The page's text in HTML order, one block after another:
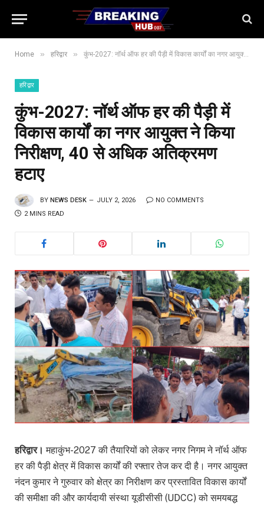
Home » हरिद्वार » कुंभ-2027: नॉर्थ ऑफ हर की पैड़ी में विकास कार्यों का नगर आयुक्त ने किया निरीक्षण, 40 से अधिक अतिक्रमण हटाए
हरिद्वार
कुंभ-2027: नॉर्थ ऑफ हर की पैड़ी में
विकास कार्यों का नगर आयुक्त ने किया
निरीक्षण, 40 से अधिक अतिक्रमण
हटाए
BY NEWS DESK JULY 2, 2026
NO COMMENTS
2 MINS READ
हरिद्वार। महाकुंभ-2027 की तैयारियों को लेकर नगर निगम ने नॉर्थ ऑफ
हर की पैड़ी क्षेत्र में विकास कार्यों की रफ्तार तेज कर दी है। नगर आयुक्त
नंदन कुमार ने गुरुवार को क्षेत्र का निरीक्षण कर प्रस्तावित विकास कार्यों
की समीक्षा की और कार्यदायी संस्था यूडीसीसी (UDCC) को समयबद्ध